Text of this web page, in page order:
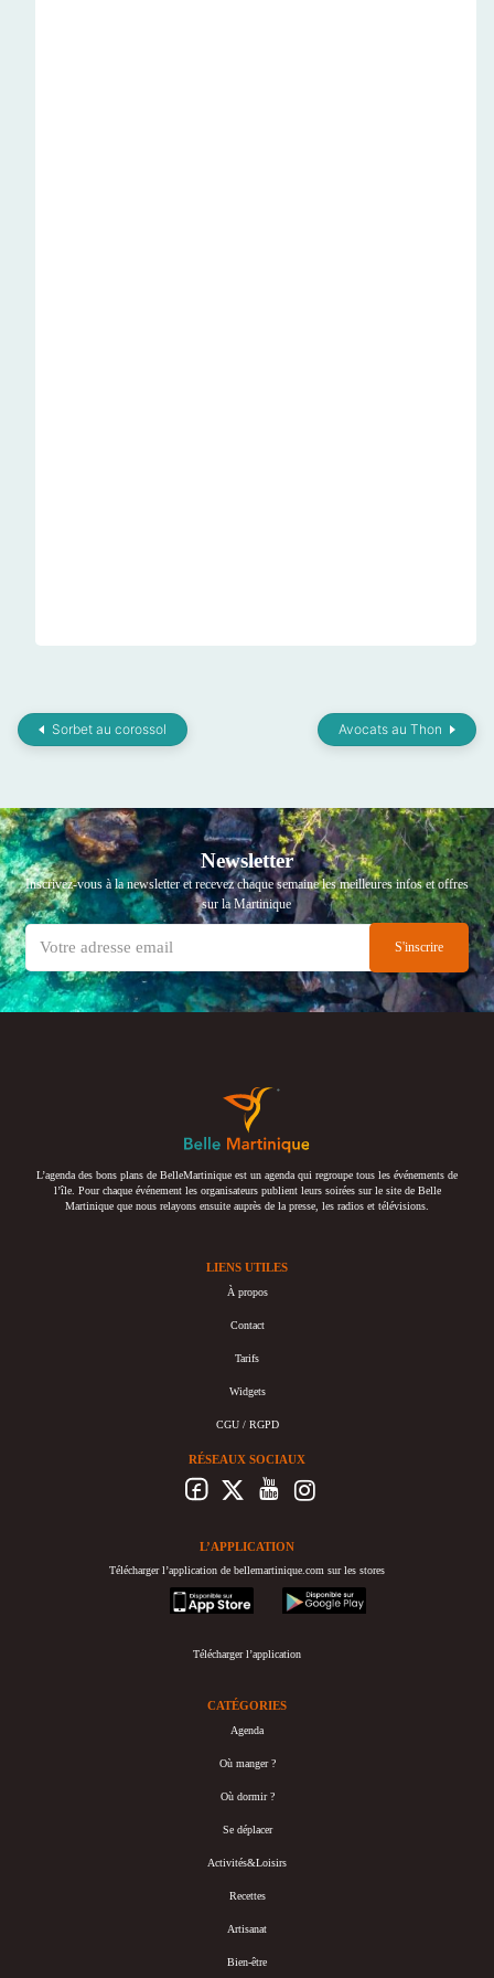
Sorbet au corossol Avocats au Thon
Newsletter
Inscrivez-vous à la newsletter et recevez chaque semaine les meilleures infos et offres
sur la Martinique
L’agenda des bons plans de BelleMartinique est un agenda qui regroupe tous les événements de
l’île. Pour chaque événement les organisateurs publient leurs soirées sur le site de Belle
Martinique que nous relayons ensuite auprès de la presse, les radios et télévisions.
LIENS UTILES
À propos
Contact
Tarifs
Widgets
CGU / RGPD
RÉSEAUX SOCIAUX
L’APPLICATION
Télécharger l’application de bellemartinique.com sur les stores
appstore
googleplay
Télécharger l’application
CATÉGORIES
Agenda
Où manger ?
Où dormir ?
Se déplacer
Activités&Loisirs
Recettes
Artisanat
Bien-être